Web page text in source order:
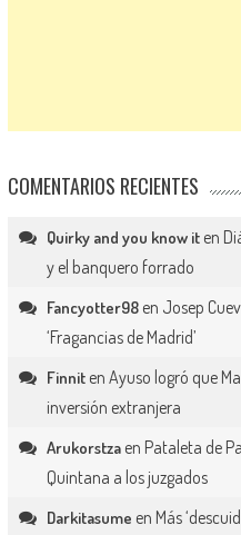
COMENTARIOS RECIENTES
Quirky and you know iten
y el banquero forrado
Fancyotter98en Josep
‘Fragancias de Madrid’
Finniten Ayuso logró que
inversión extranjera
Arukorstzaen Pataleta de
Quintana a los juzgados
Darkitasume en Más